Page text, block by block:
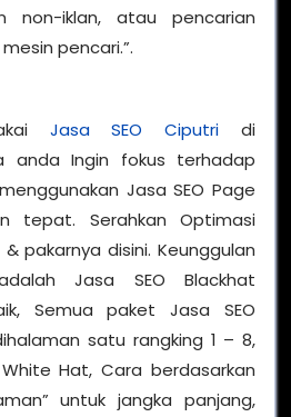
non-iklan, atau pencarian
pencari.”.
Jasa SEO Ciputri di
anda Ingin fokus terhadap
Jasa SEO Page
tepat. Serahkan Optimasi
pakarnya disini. Keunggulan
Jasa SEO Blackhat
Semua paket Jasa SEO
satu rangking 1 – 8,
White Hat, Cara berdasarkan
untuk jangka panjang,